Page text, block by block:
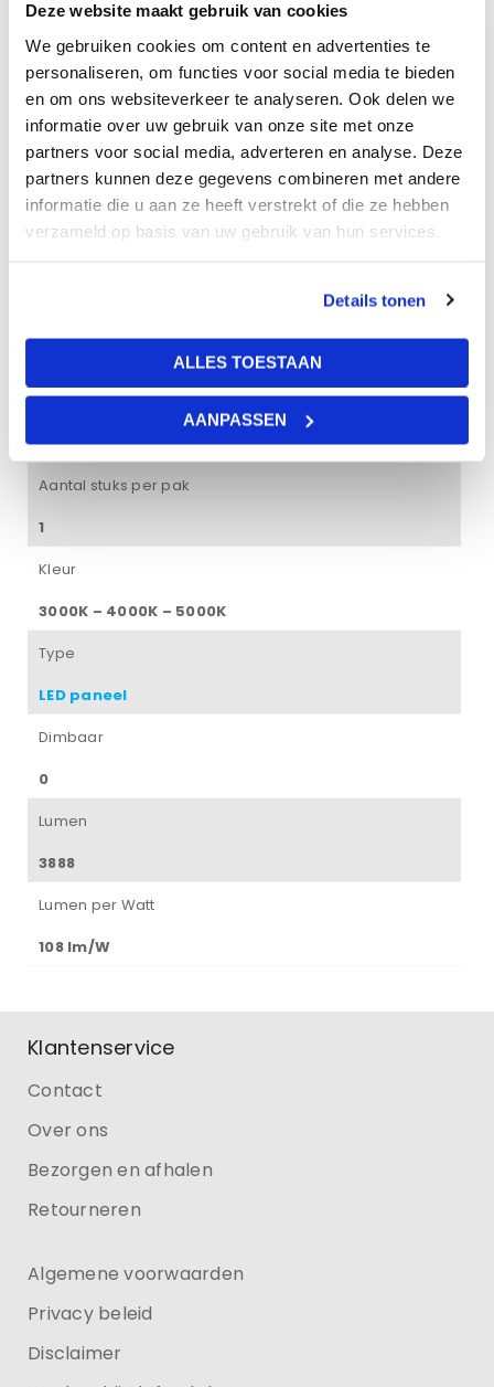
Deze website maakt gebruik van cookies
We gebruiken cookies om content en advertenties te
personaliseren, om functies voor social media te bieden
en om ons websiteverkeer te analyseren. Ook delen we
informatie over uw gebruik van onze site met onze
partners voor social media, adverteren en analyse. Deze
partners kunnen deze gegevens combineren met andere
informatie die u aan ze heeft verstrekt of die ze hebben
verzameld op basis van uw gebruik van hun services.
Details tonen
ALLES TOESTAAN
AANPASSEN
mooi staan in een zwart systeemplafond. Het paneel is
de zijkant van het frame. Dankzij de diffuser in het midden
en een gradenbundel van 120° wordt het licht mooi
verdeeld over de ruimte. Met een levensduur van 50.000
uur en 5 jaar garantie is dit een duurzame koop. Het
paneel wordt geleverd met driver en eurostekker. Dit
product is dimbaar te maken door de meegeleverde
driver om te wisselen met een dimbare variant.
Branduren
50.000 uur
Aantal stuks per pak
1
Kleur
3000K – 4000K – 5000K
Type
LED paneel
Dimbaar
0
Lumen
3888
Lumen per Watt
108 lm/W
Klantenservice
Contact
Over ons
Bezorgen en afhalen
Retourneren
Algemene voorwaarden
Privacy beleid
Disclaimer